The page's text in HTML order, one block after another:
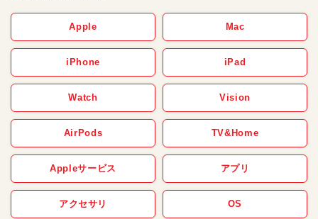
Apple Mac
iPhone iPad
Watch Vision
AirPods TV&Home
Appleサービス アプリ
アクセサリ OS